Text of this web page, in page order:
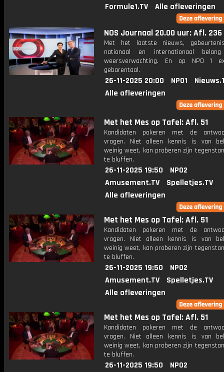
Formule1.TV
Alle afleveringen
NOS Journaal 20.00 uur: Afl. 236
Met het laatste nieuws,
nationaal en internationaal
weersverwachting. En op NPO 1
gebarentaal.
26-11-2025 20:00 NPO1
Alle afleveringen
Met het Mes op Tafel: Afl. 51
Kandidaten pokeren met de
vragen. Niet alleen kennis is van
weinig weet, kan proberen zijn
te bluffen.
26-11-2025 19:50
NPO2
Amusement.TV
Spelletjes.TV
Alle afleveringen
Met het Mes op Tafel: Afl. 51
Kandidaten pokeren met de
vragen. Niet alleen kennis is van
weinig weet, kan proberen zijn
te bluffen.
26-11-2025 19:50
NPO2
Amusement.TV
Spelletjes.TV
Alle afleveringen
Met het Mes op Tafel: Afl. 51
Kandidaten pokeren met de
vragen. Niet alleen kennis is van
weinig weet, kan proberen zijn
te bluffen.
26-11-2025 19:50
NPO2